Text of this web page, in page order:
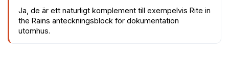
Ja, de är ett naturligt komplement till exempelvis Rite in
the Rains anteckningsblock för dokumentation
utomhus.